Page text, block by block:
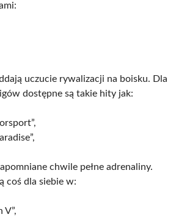
uczucie rywalizacji na boisku. Dla
dostępne są takie hity jak:
chwile pełne adrenaliny.
coś dla siebie w:
V”,